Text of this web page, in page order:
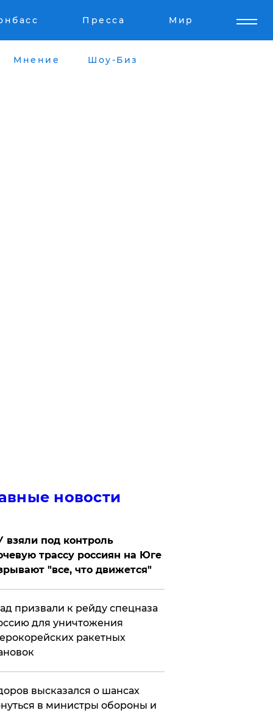
Пресса Мир
Мнение Шоу-Биз
новости
взяли под контроль
трассу россиян на Юге
"все, что движется"
призвали к рейду спецназа
для уничтожения
ракетных
высказался о шансах
в министры обороны и